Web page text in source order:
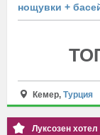
нощувки +
Кемер,Турция
Луксозен хотел